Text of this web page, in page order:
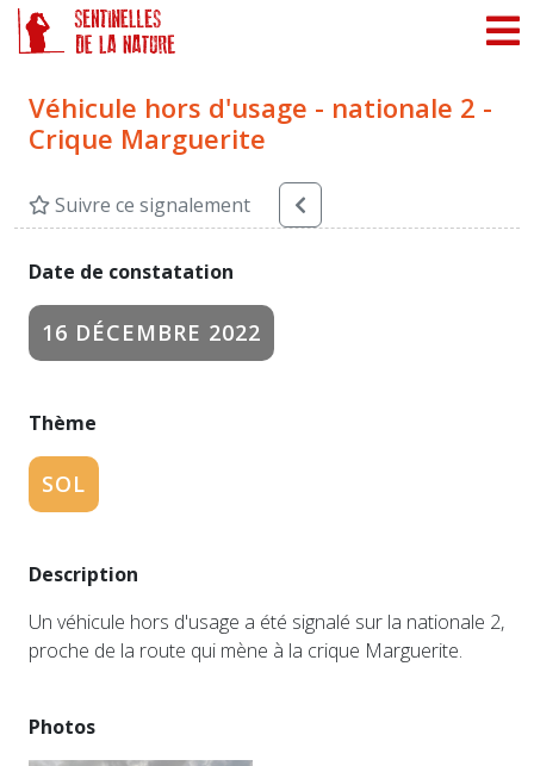
Véhicule hors d'usage - nationale 2 -
Crique Marguerite
Suivre ce signalement
Date de constatation
16 DÉCEMBRE 2022
Thème
SOL
Description
Un véhicule hors d'usage a été signalé sur la nationale 2,
proche de la route qui mène à la crique Marguerite.
Photos
Panneau de gestion des cookies